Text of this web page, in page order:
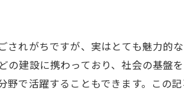
されがちですが、実はとても魅力的
建設に携わっており、社会の基盤
野で活躍することもできます。この